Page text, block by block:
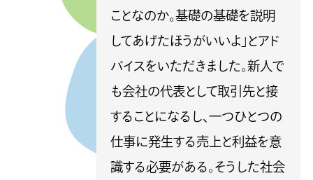
ことなのか。基礎の基礎を説明
してあげたほうがいいよ」とアド
バイスをいただきました。新人で
も会社の代表として取引先と接
することになるし、一つひとつの
仕事に発生する売上と利益を意
識する必要がある。そうした社会